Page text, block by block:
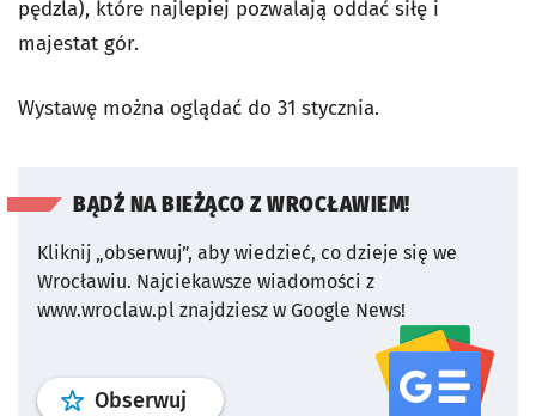
pędzla), które najlepiej pozwalają oddać siłę i
majestat gór.
Wystawę można oglądać do 31 stycznia.
BĄDŹ NA BIEŻĄCO Z WROCŁAWIEM!
Kliknij „obserwuj”, aby wiedzieć, co dzieje się we
Wrocławiu. Najciekawsze wiadomości z
www.wroclaw.pl znajdziesz w Google News!
Obserwuj profil serwisu